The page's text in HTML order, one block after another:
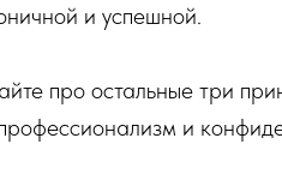
и успешной.
про остальные три
и